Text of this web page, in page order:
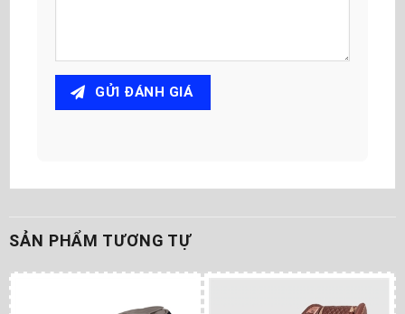
GỬI ĐÁNH GIÁ
SẢN PHẨM TƯƠNG TỰ